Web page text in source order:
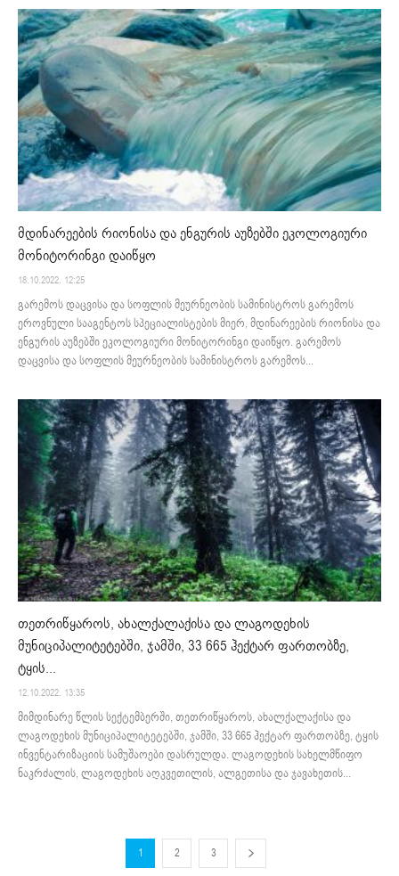
მდინარეების რიონისა და ენგურის აუზებში ეკოლოგიური
მონიტორინგი დაიწყო
18.10.2022. 12:25
გარემოს დაცვისა და სოფლის მეურნეობის სამინისტროს გარემოს
ეროვნული სააგენტოს სპეციალისტების მიერ, მდინარეების რიონისა და
ენგურის აუზებში ეკოლოგიური მონიტორინგი დაიწყო. გარემოს
დაცვისა და სოფლის მეურნეობის სამინისტროს გარემოს...
თეთრიწყაროს, ახალქალაქისა და ლაგოდეხის
მუნიციპალიტეტებში, ჯამში, 33 665 ჰექტარ ფართობზე,
ტყის...
12.10.2022. 13:35
მიმდინარე წლის სექტემბერში, თეთრიწყაროს, ახალქალაქისა და
ლაგოდეხის მუნიციპალიტეტებში, ჯამში, 33 665 ჰექტარ ფართობზე, ტყის
ინვენტარიზაციის სამუშაოები დასრულდა. ლაგოდეხის სახელმწიფო
ნაკრძალის, ლაგოდეხის აღკვეთილის, ალგეთისა და ჯავახეთის...
1 2 3